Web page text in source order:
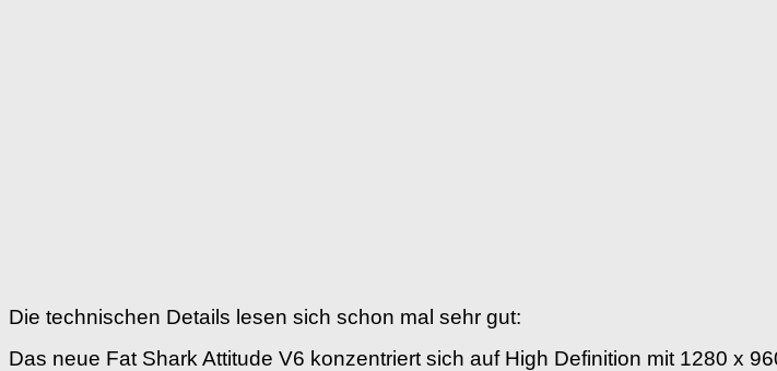
Die technischen Details lesen sich schon mal sehr gut:
Das neue Fat Shark Attitude V6 konzentriert sich auf High Definition mit 1280 x